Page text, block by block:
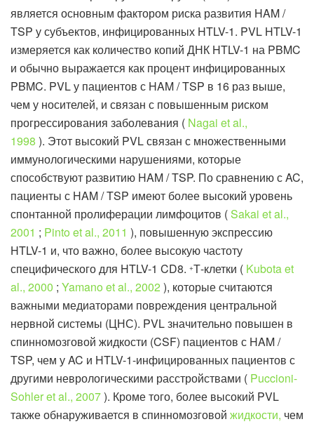
является основным фактором риска развития HAM /
TSP у субъектов, инфицированных HTLV-1. PVL HTLV-1
измеряется как количество копий ДНК HTLV-1 на PBMC
и обычно выражается как процент инфицированных
PBMC. PVL у пациентов с HAM / TSP в 16 раз выше,
чем у носителей, и связан с повышенным риском
прогрессирования заболевания ( Nagai et al.,
1998 ). Этот высокий PVL связан с множественными
иммунологическими нарушениями, которые
способствуют развитию HAM / TSP. По сравнению с AC,
пациенты с HAM / TSP имеют более высокий уровень
спонтанной пролиферации лимфоцитов (Sakai et al.,
2001 ; Pinto et al., 2011 ), повышенную экспрессию
HTLV-1 и, что важно, более высокую частоту
специфического для HTLV-1 CD8. +Т-клетки ( Kubota et
al., 2000 ; Yamano et al., 2002 ), которые считаются
важными медиаторами повреждения центральной
нервной системы (ЦНС). PVL значительно повышен в
спинномозговой жидкости (CSF) пациентов с HAM /
TSP, чем у AC и HTLV-1-инфицированных пациентов с
другими неврологическими расстройствами ( Puccioni-
Sohler et al., 2007). Кроме того, более высокий PVL
также обнаруживается в спинномозговой жидкости, чем